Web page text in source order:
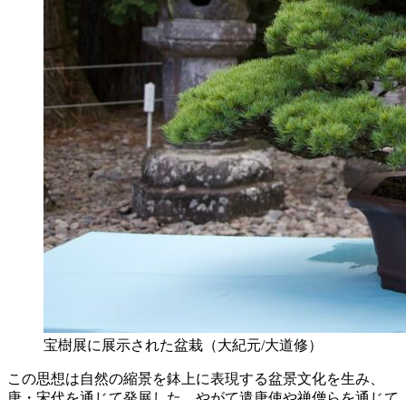
宝樹展に展示された盆栽（大紀元/大道修）
この思想は自然の縮景を鉢上に表現する盆景文化を生み、